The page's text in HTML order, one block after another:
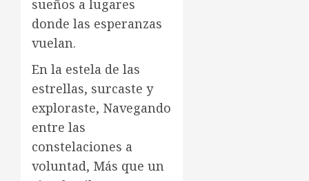
sueños a lugares
donde las esperanzas
vuelan.
En la estela de las
estrellas, surcaste y
exploraste, Navegando
entre las
constelaciones a
voluntad, Más que un